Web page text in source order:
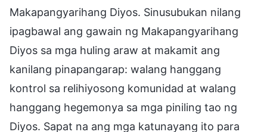
Makapangyarihang Diyos. Sinusubukan nilang
ipagbawal ang gawain ng Makapangyarihang
Diyos sa mga huling araw at makamit ang
kanilang pinapangarap: walang hanggang
kontrol sa relihiyosong komunidad at walang
hanggang hegemonya sa mga piniling tao ng
Diyos. Sapat na ang mga katunayang ito para